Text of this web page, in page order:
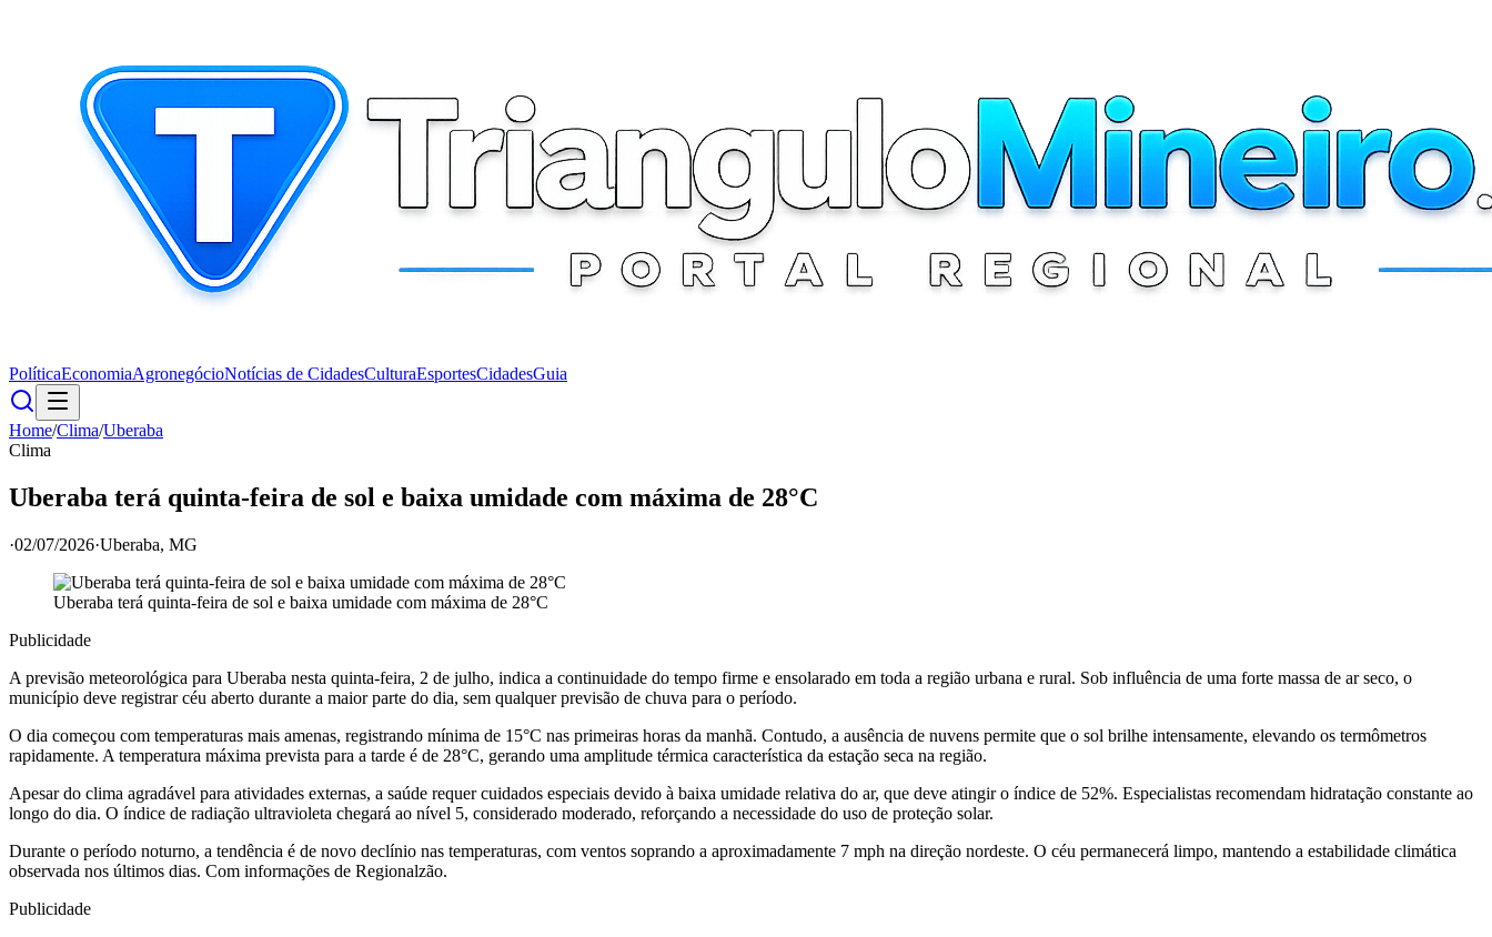
PolíticaEconomiaAgronegócioNotícias de CidadesCulturaEsportesCidadesGuia
Home/Clima/Uberaba
Clima
Uberaba terá quinta-feira de sol e baixa umidade com máxima de 28°C
·02/07/2026·Uberaba, MG
Uberaba terá quinta-feira de sol e baixa umidade com máxima de 28°C
Publicidade
A previsão meteorológica para Uberaba nesta quinta-feira, 2 de julho, indica a continuidade do tempo firme e ensolarado em toda a região urbana e rural. Sob influência de uma forte massa de ar seco, o
município deve registrar céu aberto durante a maior parte do dia, sem qualquer previsão de chuva para o período.
O dia começou com temperaturas mais amenas, registrando mínima de 15°C nas primeiras horas da manhã. Contudo, a ausência de nuvens permite que o sol brilhe intensamente, elevando os termômetros
rapidamente. A temperatura máxima prevista para a tarde é de 28°C, gerando uma amplitude térmica característica da estação seca na região.
Apesar do clima agradável para atividades externas, a saúde requer cuidados especiais devido à baixa umidade relativa do ar, que deve atingir o índice de 52%. Especialistas recomendam hidratação constante ao
longo do dia. O índice de radiação ultravioleta chegará ao nível 5, considerado moderado, reforçando a necessidade do uso de proteção solar.
Durante o período noturno, a tendência é de novo declínio nas temperaturas, com ventos soprando a aproximadamente 7 mph na direção nordeste. O céu permanecerá limpo, mantendo a estabilidade climática
observada nos últimos dias. Com informações de Regionalzão.
Publicidade